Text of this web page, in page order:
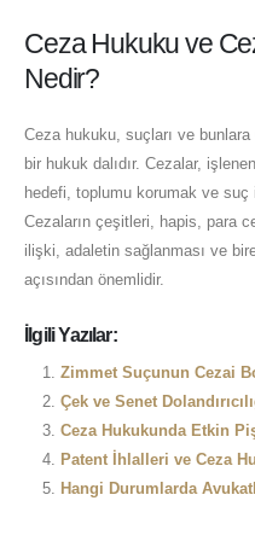
Ceza Hukuku ve
Nedir?
Ceza hukuku, suçları ve bunlara
bir hukuk dalıdır. Cezalar,
hedefi, toplumu korumak ve suç
Cezaların çeşitleri, hapis, para
ilişki, adaletin sağlanması ve
açısından önemlidir.
İlgili Yazılar:
Zimmet Suçunun Cezai
Çek ve Senet
Ceza Hukukunda Etkin
Patent İhlalleri ve Ceza
Hangi Durumlarda